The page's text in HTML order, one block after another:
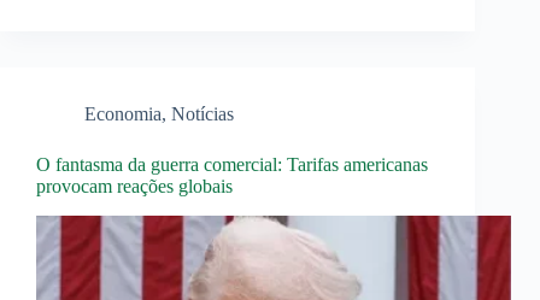
Economia, Notícias
O fantasma da guerra comercial: Tarifas americanas
provocam reações globais